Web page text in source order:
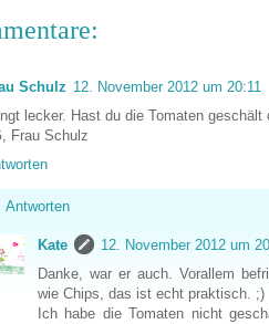
Schulz 12. November 2012 um 20:11
lecker. Hast du die Tomaten
Frau Schulz
Antworten
Kate
12. November 2012 um
Danke, war er auch. Vorallem
wie Chips, das ist echt praktisch. ;)
Ich habe die Tomaten nicht